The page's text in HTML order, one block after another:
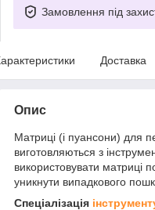
Замовлення під
Доставка
Опис
Матриці (і пуансони) для
виготовляються з
використовувати матриці
уникнути випадкового
Спеціалізація